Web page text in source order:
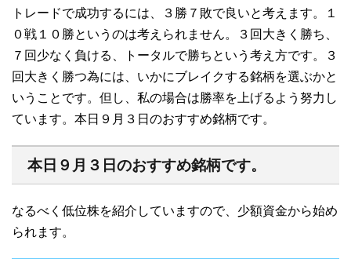
トレードで成功するには、３勝７敗で良いと考えます。１
０戦１０勝というのは考えられません。３回大きく勝ち、
７回少なく負ける、トータルで勝ちという考え方です。３
回大きく勝つ為には、いかにブレイクする銘柄を選ぶかと
いうことです。但し、私の場合は勝率を上げるよう努力し
ています。本日９月３日のおすすめ銘柄です。
本日９月３日のおすすめ銘柄です。
なるべく低位株を紹介していますので、少額資金から始め
られます。